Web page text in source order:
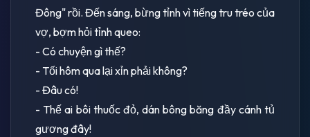
Đông" rồi. Đến sáng, bừng tỉnh vì tiếng tru tréo của
vợ, bợm hỏi tỉnh queo:
- Có chuyện gì thế?
- Tối hôm qua lại xỉn phải không?
- Đâu có!
- Thế ai bôi thuốc đỏ, dán bông băng đầy cánh tủ
gương đây!